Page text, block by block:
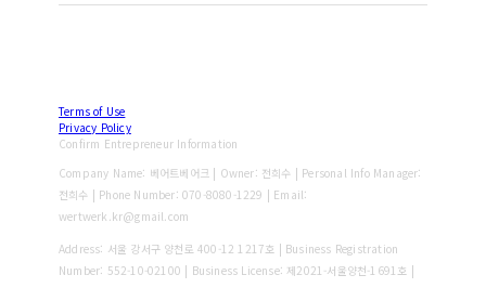
Terms of Use
Privacy Policy
Confirm Entrepreneur Information
Company Name: 베어트베어크 | Owner: 전희수 | Personal Info Manager:
전희수 | Phone Number: 070-8080-1229 | Email:
wertwerk.kr@gmail.com
Address: 서울 강서구 양천로 400-12 1217호 | Business Registration
Number: 552-10-02100 | Business License: 제2021-서울양천-1691호 |